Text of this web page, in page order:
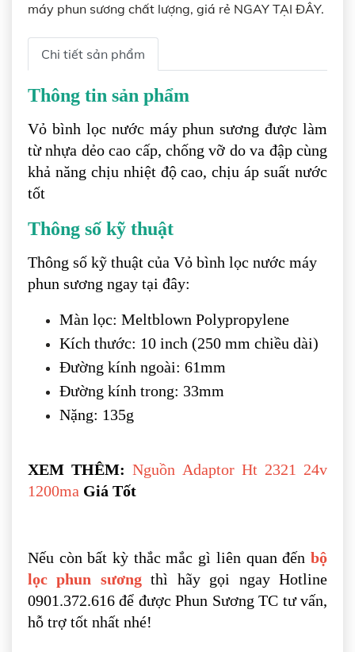
máy phun sương chất lượng, giá rẻ NGAY TẠI ĐÂY.
Chi tiết sản phẩm
Thông tin sản phẩm
Vỏ bình lọc nước máy phun sương được làm
từ nhựa dẻo cao cấp, chống vỡ do va đập cùng
khả năng chịu nhiệt độ cao, chịu áp suất nước
tốt
Thông số kỹ thuật
Thông số kỹ thuật của Vỏ bình lọc nước máy
phun sương ngay tại đây:
Màn lọc: Meltblown Polypropylene
Kích thước: 10 inch (250 mm chiều dài)
Đường kính ngoài: 61mm
Đường kính trong: 33mm
Nặng: 135g
XEM THÊM:Nguồn Adaptor Ht 2321 24v
1200ma Giá Tốt
Nếu còn bất kỳ thắc mắc gì liên quan đến bộ
lọc phun sươngthì hãy gọi ngay Hotline
0901.372.616 để được Phun Sương TC tư vấn,
hỗ trợ tốt nhất nhé!